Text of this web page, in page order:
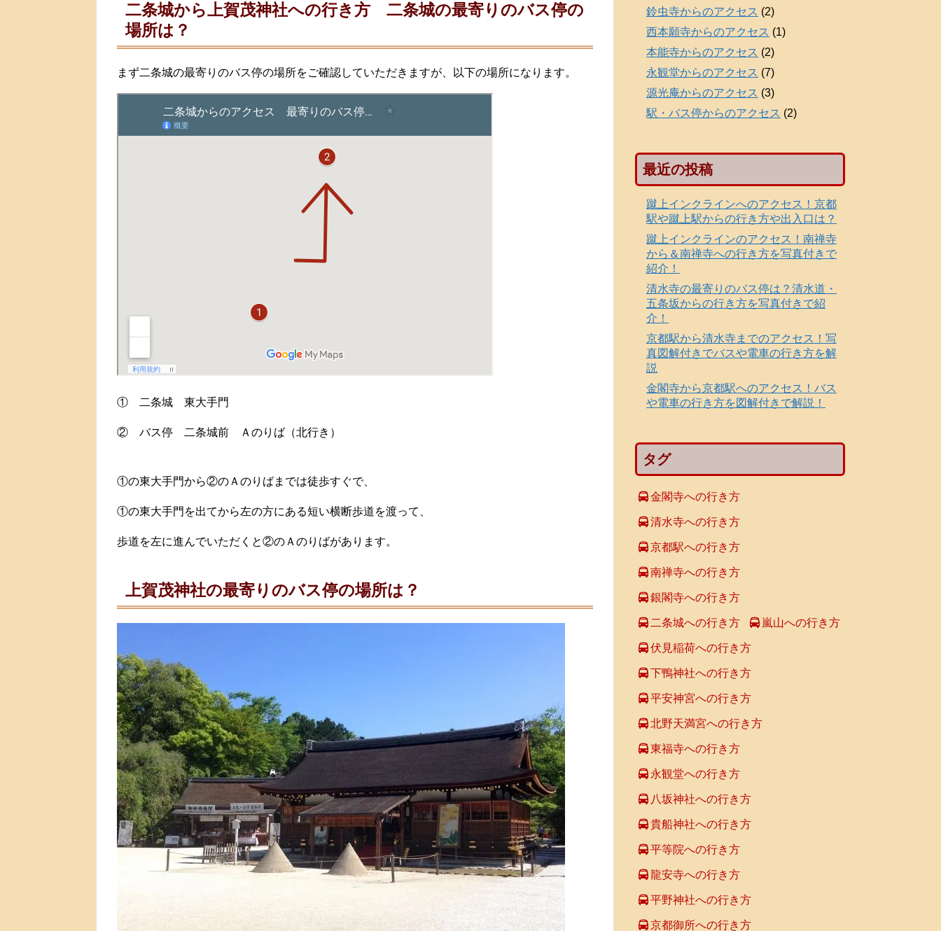
二条城から上賀茂神社への行き方 二条城の最寄りのバス停の
場所は？
まず二条城の最寄りのバス停の場所をご確認していただきますが、以下の場所になります。
① 二条城 東大手門
② バス停 二条城前 Ａのりば（北行き）
①の東大手門から②のＡのりばまでは徒歩すぐで、
①の東大手門を出てから左の方にある短い横断歩道を渡って、
歩道を左に進んでいただくと②のＡのりばがあります。
上賀茂神社の最寄りのバス停の場所は？
鈴虫寺からのアクセス (2)
西本願寺からのアクセス (1)
本能寺からのアクセス (2)
永観堂からのアクセス (7)
源光庵からのアクセス (3)
駅・バス停からのアクセス (2)
最近の投稿
蹴上インクラインへのアクセス！京都
駅や蹴上駅からの行き方や出入口は？
蹴上インクラインのアクセス！南禅寺
から＆南禅寺への行き方を写真付きで
紹介！
清水寺の最寄りのバス停は？清水道・
五条坂からの行き方を写真付きで紹
介！
京都駅から清水寺までのアクセス！写
真図解付きでバスや電車の行き方を解
説
金閣寺から京都駅へのアクセス！バス
や電車の行き方を図解付きで解説！
タグ
金閣寺への行き方
清水寺への行き方
京都駅への行き方
南禅寺への行き方
銀閣寺への行き方
二条城への行き方 嵐山への行き方
伏見稲荷への行き方
下鴨神社への行き方
平安神宮への行き方
北野天満宮への行き方
東福寺への行き方
永観堂への行き方
八坂神社への行き方
貴船神社への行き方
平等院への行き方
龍安寺への行き方
平野神社への行き方
京都御所への行き方